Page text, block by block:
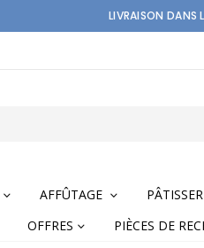
LIVRAISON DANS
AFFÛTAGE
OFFRES PIÈCES DE